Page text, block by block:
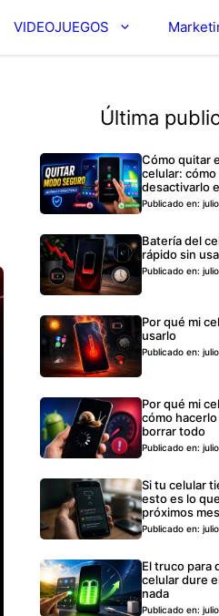
VIDEOJUEGOS
Última
Cómo quitar
celular:
desactivarlo
Publicado en:
Batería del
rápido sin
Publicado en:
Por qué mi
usarlo
Publicado en:
Por qué mi
cómo
borrar todo
Publicado en:
Si tu celular
esto es lo
próximos
Publicado en:
El truco para
celular dure
nada
Publicado en: